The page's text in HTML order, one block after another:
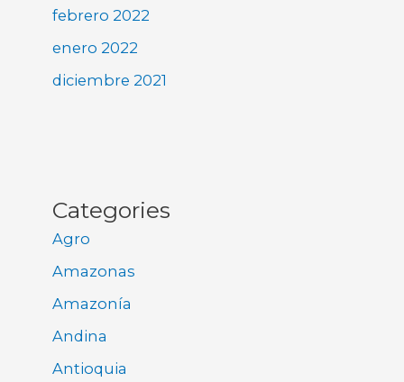
febrero 2022
enero 2022
diciembre 2021
Categories
Agro
Amazonas
Amazonía
Andina
Antioquia